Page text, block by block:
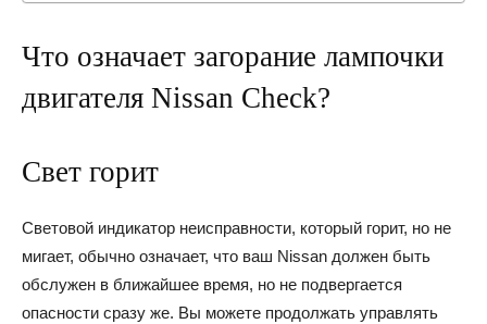
Что означает загорание лампочки
двигателя Nissan Check?
Свет горит
Световой индикатор неисправности, который горит, но не
мигает, обычно означает, что ваш Nissan должен быть
обслужен в ближайшее время, но не подвергается
опасности сразу же. Вы можете продолжать управлять